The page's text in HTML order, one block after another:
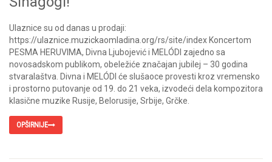
Ulaznice su od danas u prodaji:
https://ulaznice.muzickaomladina.org/rs/site/index Koncertom
PESMA HERUVIMA, Divna Ljubojević i MELÓDI zajedno sa
novosadskom publikom, obeležiće značajan jubilej – 30 godina
stvaralaštva. Divna i MELÓDI će slušaoce provesti kroz vremensko
i prostorno putovanje od 19. do 21 veka, izvodeći dela kompozitora
klasične muzike Rusije, Belorusije, Srbije, Grčke.
OPŠIRNIJE